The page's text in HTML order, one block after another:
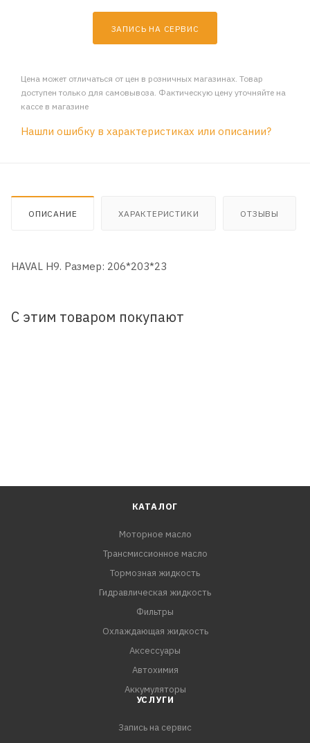
ЗАПИСЬ НА СЕРВИС
Цена может отличаться от цен в розничных магазинах. Товар
доступен только для самовывоза. Фактическую цену уточняйте на
кассе в магазине
Нашли ошибку в характеристиках или описании?
ОПИСАНИЕ ХАРАКТЕРИСТИКИ ОТЗЫВЫ
HAVAL H9. Размер: 206*203*23
С этим товаром покупают
КАТАЛОГ
Моторное масло
Трансмиссионное масло
Тормозная жидкость
Гидравлическая жидкость
Фильтры
Охлаждающая жидкость
Аксессуары
Автохимия
Аккумуляторы
УСЛУГИ
Запись на сервис